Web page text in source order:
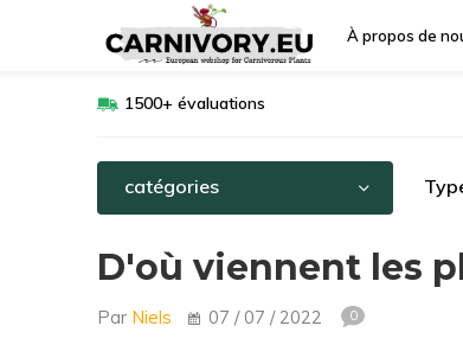
À propos de
1500+ évaluations
catégories
D'où viennent les
Par Niels 07 / 07 / 2022 0